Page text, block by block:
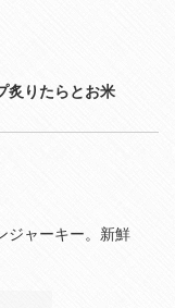
炙りたらとお米
ジャーキー。新鮮